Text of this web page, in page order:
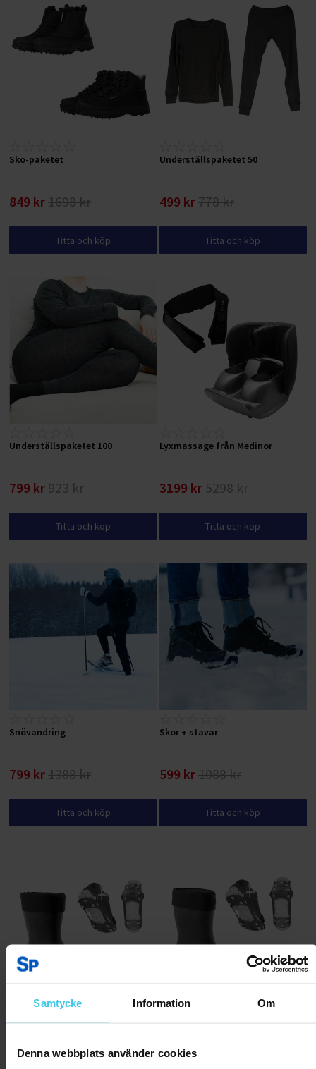
Samtycke Information Om
Denna webbplats använder cookies
Sko-paketet
849 kr 1698 kr
Titta och köp
Underställspaketet 50
499 kr778 kr
Titta och köp
Underställspaketet 100
799 kr 923 kr
Titta och köp
Lyxmassage från Medinor
3199 kr5298 kr
Titta och köp
Snövandring
799 kr 1388 kr
Titta och köp
Skor + stavar
599 kr1088 kr
Titta och köp
349 kr428 kr 399 kr